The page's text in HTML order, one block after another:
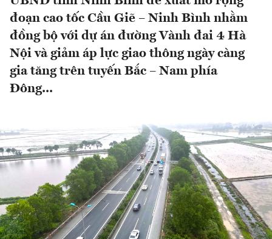
đoạn cao tốc Cầu Giẽ – Ninh Bình nhằm
đồng bộ với dự án đường Vành đai 4 Hà
Nội và giảm áp lực giao thông ngày càng
gia tăng trên tuyến Bắc – Nam phía
Đông...